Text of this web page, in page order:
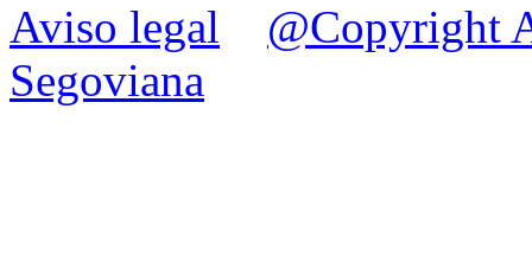
Aviso legal
@Copyright
Segoviana